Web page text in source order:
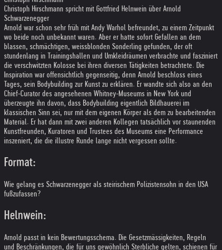
Christoph Hirschmann spricht mit Gottfried Helnwein über Arnold
Schwarzenegger
Arnold war schon sehr früh mit Andy Warhol befreundet, zu einem Zeitpunkt
wo beide noch unbekannt waren. Aber er hatte sofort Gefallen an dem
blassen, schmächtigen, weissblonden Sonderling gefunden, der oft
stundenlang in Trainingshallen und Umkleidräumen verbrachte und fasziniert
die verschwitzten Kolosse bei ihren diversen Tätigkeiten betrachtete. Die
Inspiration war offensichtlich gegenseitig, denn Arnold beschloss eines
Tages, sein Bodybuilding zur Kunst zu erklären. Er wandte sich also an den
Chief-Curator des angesehenen Whitney-Museums in New York und
überzeugte ihn davon, dass Bodybuilding eigentlich Bildhauerei im
klassischen Sinn sei, nur mit dem eigenen Körper als dem zu bearbeitenden
Material. Er hat dann mit zwei anderen Kollegen tatsächlich vor staunenden
Kunstfreunden, Kuratoren und Trustees des Museums eine Performance
inszeniert, die die illustre Runde lange nicht vergessen sollte.
Format:
Wie gelang es Schwarzenegger als steirischem Polizistensohn in den USA
fußzufassen?
Helnwein:
Arnold passt in kein Bewertungsschema. Die Gesetzmässigkeiten, Regeln
und Beschränkungen, die für uns gewöhnlich Sterbliche gelten, schienen für